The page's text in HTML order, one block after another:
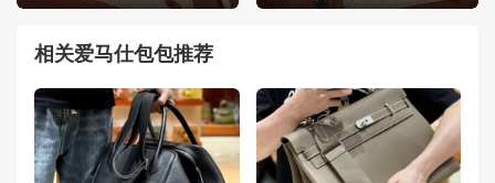
相关爱马仕包包推荐